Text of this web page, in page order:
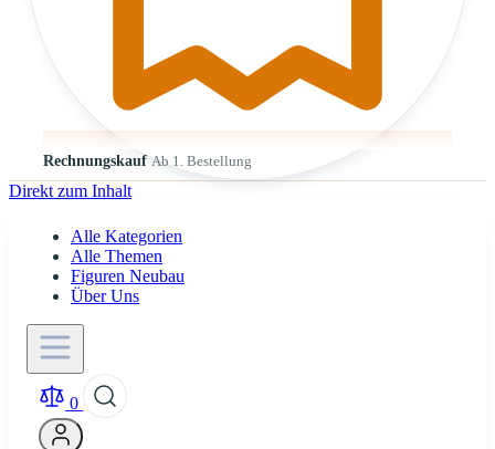
Rechnungskauf Ab 1. Bestellung
Direkt zum Inhalt
Alle Kategorien
Alle Themen
Figuren Neubau
Über Uns
0